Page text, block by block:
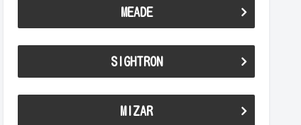
MEADE
SIGHTRON
MIZAR